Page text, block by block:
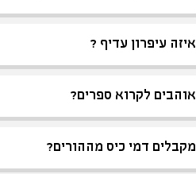
איזה עיפרון עדיף ?
אוהבים לקרוא ספרים?
מקבלים דמי כיס מההורים?